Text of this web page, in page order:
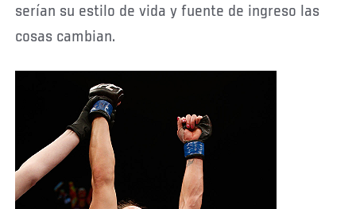
serían su estilo de vida y fuente de ingreso las
cosas cambian.